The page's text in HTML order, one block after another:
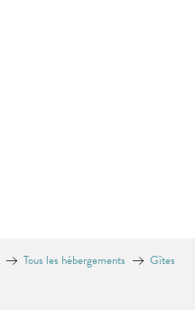
Tous les hébergements
Gîtes